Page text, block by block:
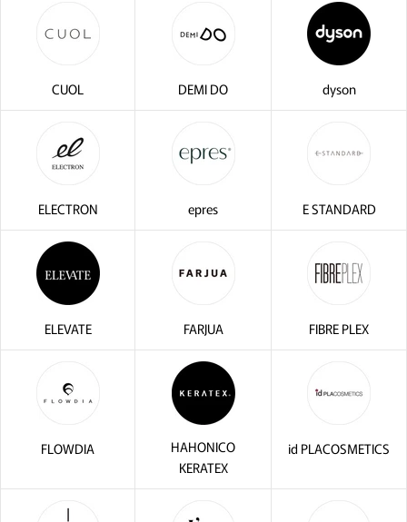
CUOL DEMI DO dyson
ELECTRON epres E STANDARD
ELEVATE FARJUA FIBRE PLEX
FLOWDIA
HAHONICO
KERATEX
id PLACOSMETICS